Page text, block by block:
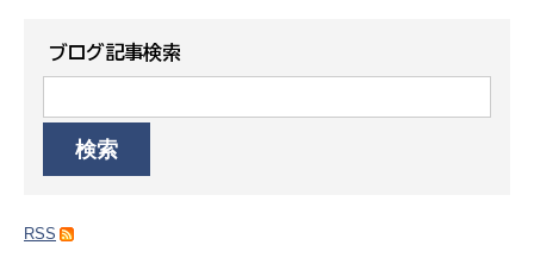
ブログ記事検索
RSS